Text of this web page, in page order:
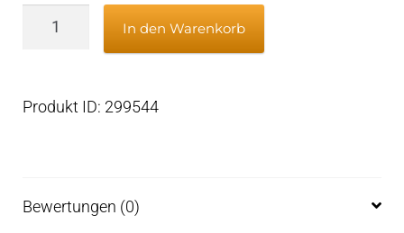
for
In den Warenkorb
Produkt ID: 299544
Bewertungen (0)